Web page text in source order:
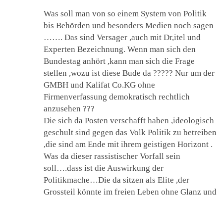
Was soll man von so einem System von Politik
bis Behörden und besonders Medien noch sagen
……. Das sind Versager ,auch mit Dr,itel und
Experten Bezeichnung. Wenn man sich den
Bundestag anhört ,kann man sich die Frage
stellen ,wozu ist diese Bude da ????? Nur um der
GMBH und Kalifat Co.KG ohne
Firmenverfassung demokratisch rechtlich
anzusehen ???
Die sich da Posten verschafft haben ,ideologisch
geschult sind gegen das Volk Politik zu betreiben
,die sind am Ende mit ihrem geistigen Horizont .
Was da dieser rassistischer Vorfall sein
soll….dass ist die Auswirkung der
Politikmache…Die da sitzen als Elite ,der
Grossteil könnte im freien Leben ohne Glanz und